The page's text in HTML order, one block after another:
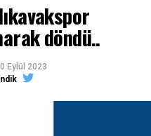
döndü..
Eylül 2023